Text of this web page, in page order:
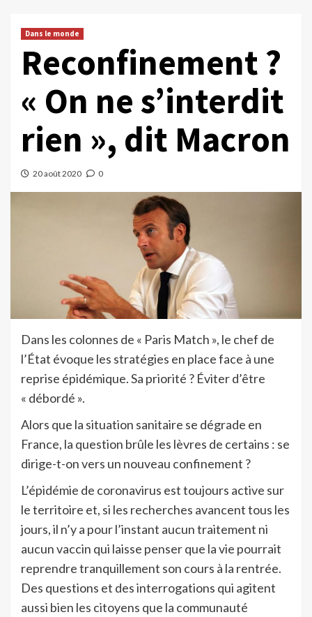
Dans le monde
Reconfinement ?
« On ne s’interdit
rien », dit Macron
20 août 2020 0
Dans les colonnes de « Paris Match », le chef de
l’État évoque les stratégies en place face à une
reprise épidémique. Sa priorité ? Éviter d’être
« débordé ».
Alors que la situation sanitaire se dégrade en
France, la question brûle les lèvres de certains : se
dirige-t-on vers un nouveau confinement ?
L’épidémie de coronavirus est toujours active sur
le territoire et, si les recherches avancent tous les
jours, il n’y a pour l’instant aucun traitement ni
aucun vaccin qui laisse penser que la vie pourrait
reprendre tranquillement son cours à la rentrée.
Des questions et des interrogations qui agitent
aussi bien les citoyens que la communauté